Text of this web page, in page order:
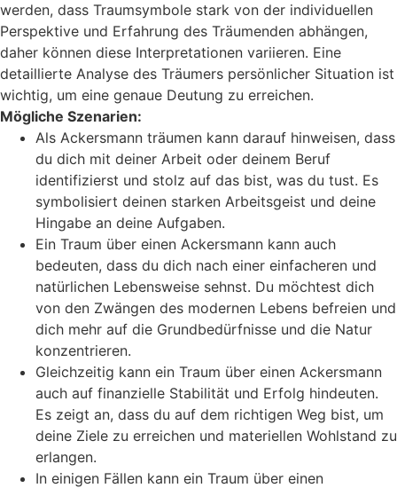
werden, dass Traumsymbole stark von der individuellen
Perspektive und Erfahrung des Träumenden abhängen,
daher können diese Interpretationen variieren. Eine
detaillierte Analyse des Träumers persönlicher Situation ist
wichtig, um eine genaue Deutung zu erreichen.
Mögliche Szenarien:
Als Ackersmann träumen kann darauf hinweisen, dass
du dich mit deiner Arbeit oder deinem Beruf
identifizierst und stolz auf das bist, was du tust. Es
symbolisiert deinen starken Arbeitsgeist und deine
Hingabe an deine Aufgaben.
Ein Traum über einen Ackersmann kann auch
bedeuten, dass du dich nach einer einfacheren und
natürlichen Lebensweise sehnst. Du möchtest dich
von den Zwängen des modernen Lebens befreien und
dich mehr auf die Grundbedürfnisse und die Natur
konzentrieren.
Gleichzeitig kann ein Traum über einen Ackersmann
auch auf finanzielle Stabilität und Erfolg hindeuten.
Es zeigt an, dass du auf dem richtigen Weg bist, um
deine Ziele zu erreichen und materiellen Wohlstand zu
erlangen.
In einigen Fällen kann ein Traum über einen